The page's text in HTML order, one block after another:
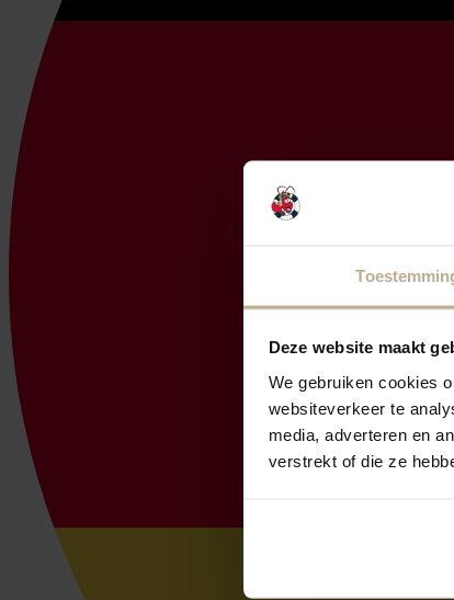
Deze website maakt
We gebruiken cookies
websiteverkeer te
media, adverteren en
verstrekt of die ze